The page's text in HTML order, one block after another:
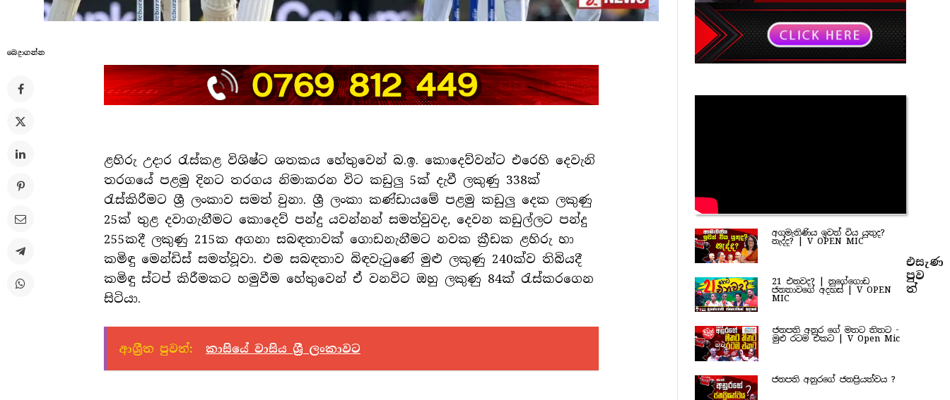
බෙදාගන්​න
ළහිරු උදාර රැස්කළ විශිෂ්ට ශතකය හේතුවෙන් බ.ඉ. කොදෙව්වන්ට එරෙහි දෙවැනි
තරගයේ පළමු දිනට තරගය නිමාකරන විට කඩුලු 5ක් දැවී ලකුණු 338ක්
රැස්කිරීමට ශ්‍රී ලංකාව සමත් වුනා. ශ්‍රී ලංකා කණ්ඩායමේ පළමු කඩුලු දෙක ලකුණු
25ක් තුළ දවාගැනීමට කොදෙව් පන්දු යවන්නන් සමත්වුවද, දෙවන කඩුල්ලට පන්දු
255කදී ලකුණු 215ක අගනා සබඳතාවක් ගොඩනැනීමට නවක ක්‍රීඩක ළහිරු හා
කමිඳු මෙන්ඩිස් සමත්වූවා. එම සබඳතාව බිඳවැටුණේ මුළු ලකුණු 240ක්ව තිබියදී
කමිඳු ස්ටප් කිරීමකට හමුවීම හේතුවෙන් ඒ වනවිට ඔහු ලකුණු 84ක් රැස්කරගෙන
සිටියා.
ආශ්‍රීත පුවත්: කාසියේ වාසිය ශ්‍රී ලංකාවට
අගමැතිණිය ඉවත් විය යුතුද?
නැද්ද? | V OPEN MIC
21 එනවද? | නුගේගොඩ
ජනතාවගේ අදහස් | V OPEN
MIC
ජනපති අනුර ගේ මතට තිතට -
මුළු රටම එකට | V Open Mic
ජනපති අනුරගේ ජනප්‍රියත්වය ?
එසැණ
පුව​
ත්